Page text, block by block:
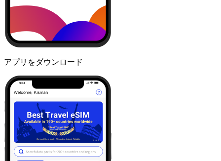
アプリをダウンロード